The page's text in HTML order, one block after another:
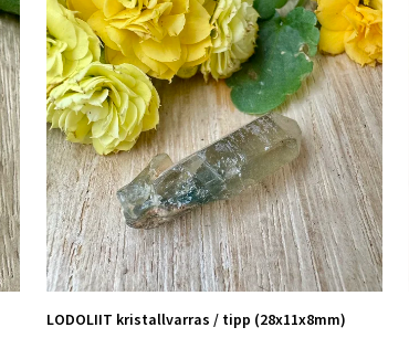
LODOLIIT kristallvarras / tipp (28x11x8mm)